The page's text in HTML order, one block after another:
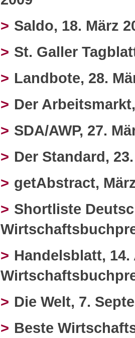
> Saldo, 18. März
> St. Galler
> Landbote, 28.
> Der
> SDA/AWP, 27.
> Der Standard,
> getAbstract,
> Shortliste
> Handelsblatt,
> Die Welt, 7.
> Beste